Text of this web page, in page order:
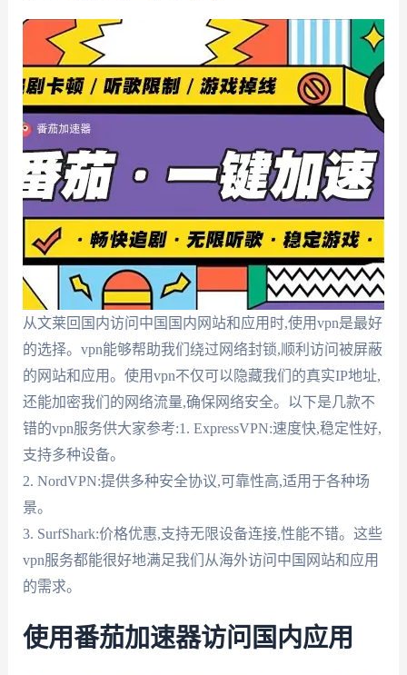
从文莱回国内访问中国国内网站和应用时,使用vpn是最好
的选择。vpn能够帮助我们绕过网络封锁,顺利访问被屏蔽
的网站和应用。使用vpn不仅可以隐藏我们的真实IP地址,
还能加密我们的网络流量,确保网络安全。以下是几款不
错的vpn服务供大家参考:1. ExpressVPN:速度快,稳定性好,
支持多种设备。
2. NordVPN:提供多种安全协议,可靠性高,适用于各种场
景。
3. SurfShark:价格优惠,支持无限设备连接,性能不错。这些
vpn服务都能很好地满足我们从海外访问中国网站和应用
的需求。
使用番茄加速器访问国内应用